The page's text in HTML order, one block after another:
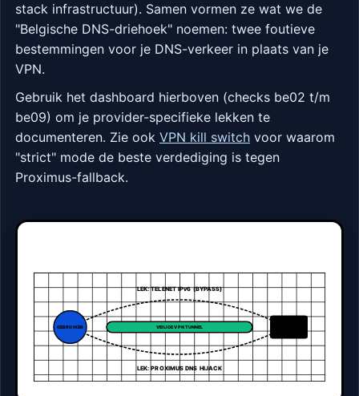
stack infrastructuur). Samen vormen ze wat we de
"Belgische DNS-driehoek" noemen: twee foutieve
bestemmingen voor je DNS-verkeer in plaats van je
VPN.
Gebruik het dashboard hierboven (checks be02 t/m
be09) om je provider-specifieke lekken te
documenteren. Zie ook VPN kill switch voor waarom
"strict" mode de beste verdediging is tegen
Proximus-fallback.
GEBRUIKER
LEK: TELENET IPv6 (BYPASS)
LEK: PROXIMUS DNS HIJACK
VEILIGE VPN TUNNEL